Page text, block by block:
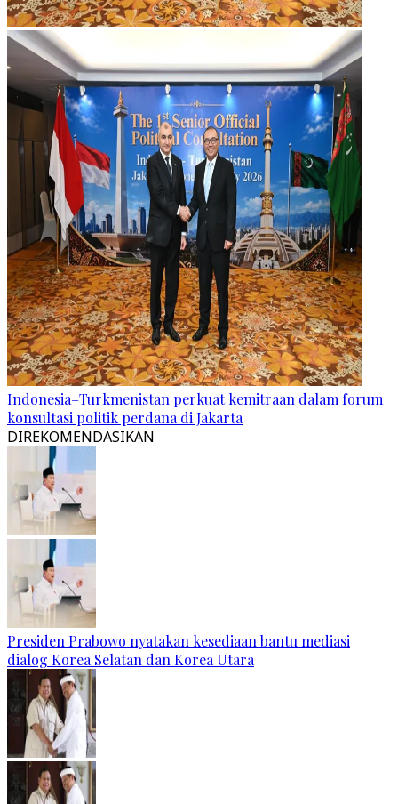
Indonesia–Turkmenistan perkuat kemitraan dalam forum
konsultasi politik perdana di Jakarta
DIREKOMENDASIKAN
Presiden Prabowo nyatakan kesediaan bantu mediasi
dialog Korea Selatan dan Korea Utara